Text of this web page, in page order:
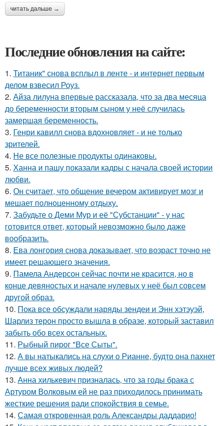
читать дальше →
Последние обновления на сайте:
1. Титаник" снова всплыл в ленте - и интернет первым
делом взвесил Роуз.
2. Айза лилуна впервые рассказала, что за два месяца
до беременности вторым сыном у неё случилась
замершая беременность.
3. Генри кавилл снова вдохновляет - и не только
зрителей.
4. Не все полезные продукты одинаковы.
5. Ханна и пашу показали кадры с начала своей истории
любви.
6. Он считает, что общение вечером активирует мозг и
мешает полноценному отдыху.
7. Забудьте о Деми Мур и её "Субстанции" - у нас
готовится ответ, который невозможно было даже
вообразить.
8. Ева лонгория снова доказывает, что возраст точно не
имеет решающего значения.
9. Памела Андерсон сейчас почти не красится, но в
конце девяностых и начале нулевых у неё был совсем
другой образ.
10. Пока все обсуждали наряды зендеи и Энн хэтэуэй,
Шарлиз терон просто вышла в образе, который заставил
забыть обо всех остальных.
11. Рыбный пирог "Все Сыты".
12. А вы натыкались на слухи о Рианне, будто она пахнет
лучше всех живых людей?
13. Анна хилькевич призналась, что за годы брака с
Артуром Волковым ей не раз приходилось принимать
жесткие решения ради спокойствия в семье.
14. Самая откровенная роль Александры даддарио!